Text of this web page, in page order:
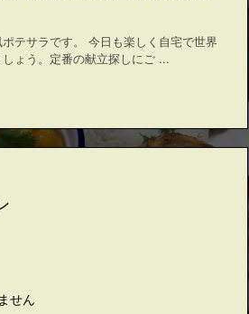
ポテサラです。 今日も楽しく自宅で世界
ょう。定番の献立探しにご ...
せん